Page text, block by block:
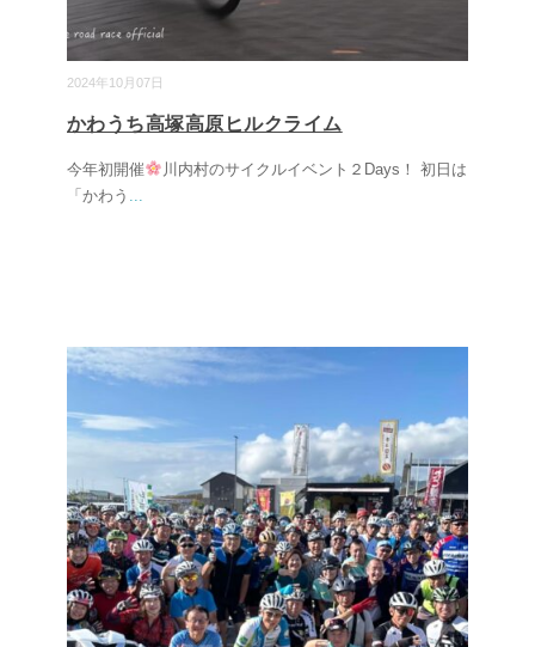
2024年10月07日
かわうち高塚高原ヒルクライム
今年初開催
川内村のサイクルイベント２Days！ 初日は
「かわう ...